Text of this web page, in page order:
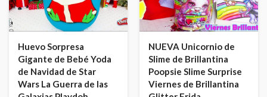
Huevo Sorpresa
Gigante de Bebé Yoda
de Navidad de Star
Wars La Guerra de las
NUEVA Unicornio de
Slime de Brillantina
Poopsie Slime Surprise
Viernes de Brillantina